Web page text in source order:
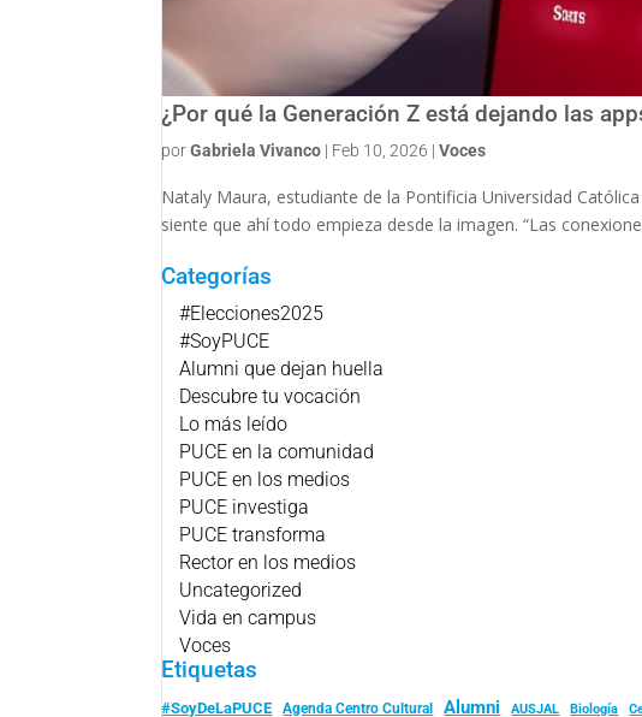
¿Por qué la Generación Z está dejando las
porGabriela Vivanco | Feb 10, 2026 |Voces
Nataly Maura, estudiante de la Pontificia Universidad
siente que ahí todo empieza desde la imagen. “Las
Categorías
#Elecciones2025
#SoyPUCE
Alumni que dejan huella
Descubre tu vocación
Lo más leído
PUCE en la comunidad
PUCE en los medios
PUCE investiga
PUCE transforma
Rector en los medios
Uncategorized
Vida en campus
Voces
Etiquetas
#SoyDeLaPUCE Agenda Centro Cultural Alumni AUSJAL Biología